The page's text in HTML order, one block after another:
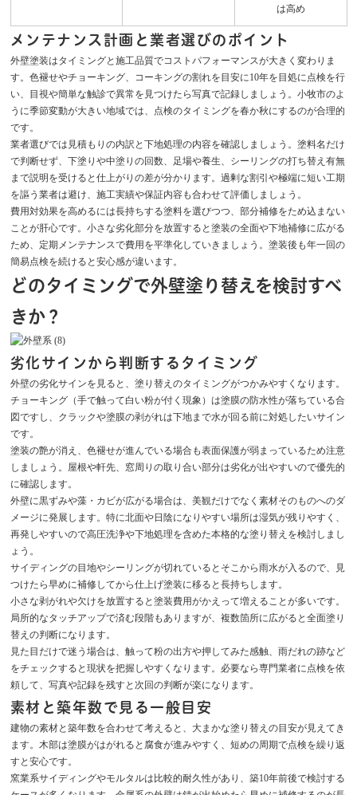
は高め
メンテナンス計画と業者選びのポイント
外壁塗装はタイミングと施工品質でコストパフォーマンスが大きく変わりま
す。色褪せやチョーキング、コーキングの割れを目安に10年を目処に点検を行
い、目視や簡単な触診で異常を見つけたら写真で記録しましょう。小牧市のよ
うに季節変動が大きい地域では、点検のタイミングを春か秋にするのが合理的
です。
業者選びでは見積もりの内訳と下地処理の内容を確認しましょう。塗料名だけ
で判断せず、下塗りや中塗りの回数、足場や養生、シーリングの打ち替え有無
まで説明を受けると仕上がりの差が分かります。過剰な割引や極端に短い工期
を謳う業者は避け、施工実績や保証内容も合わせて評価しましょう。
費用対効果を高めるには長持ちする塗料を選びつつ、部分補修をため込まない
ことが肝心です。小さな劣化部分を放置すると塗装の全面や下地補修に広がる
ため、定期メンテナンスで費用を平準化していきましょう。塗装後も年一回の
簡易点検を続けると安心感が違います。
どのタイミングで外壁塗り替えを検討すべ
きか？
劣化サインから判断するタイミング
外壁の劣化サインを見ると、塗り替えのタイミングがつかみやすくなります。
チョーキング（手で触って白い粉が付く現象）は塗膜の防水性が落ちている合
図ですし、クラックや塗膜の剥がれは下地まで水が回る前に対処したいサイン
です。
塗装の艶が消え、色褪せが進んでいる場合も表面保護が弱まっているため注意
しましょう。屋根や軒先、窓周りの取り合い部分は劣化が出やすいので優先的
に確認します。
外壁に黒ずみや藻・カビが広がる場合は、美観だけでなく素材そのものへのダ
メージに発展します。特に北面や日陰になりやすい場所は湿気が残りやすく、
再発しやすいので高圧洗浄や下地処理を含めた本格的な塗り替えを検討しまし
ょう。
サイディングの目地やシーリングが切れているとそこから雨水が入るので、見
つけたら早めに補修してから仕上げ塗装に移ると長持ちします。
小さな剥がれや欠けを放置すると塗装費用がかえって増えることが多いです。
局所的なタッチアップで済む段階もありますが、複数箇所に広がると全面塗り
替えの判断になります。
見た目だけで迷う場合は、触って粉の出方や押してみた感触、雨だれの跡など
をチェックすると現状を把握しやすくなります。必要なら専門業者に点検を依
頼して、写真や記録を残すと次回の判断が楽になります。
素材と築年数で見る一般目安
建物の素材と築年数を合わせて考えると、大まかな塗り替えの目安が見えてき
ます。木部は塗膜がはがれると腐食が進みやすく、短めの周期で点検を繰り返
すと安心です。
窯業系サイディングやモルタルは比較的耐久性があり、築10年前後で検討する